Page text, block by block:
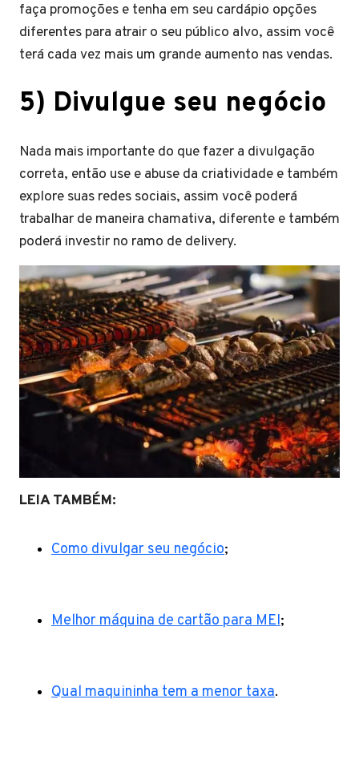
faça promoções e tenha em seu cardápio opções
diferentes para atrair o seu público alvo, assim você
terá cada vez mais um grande aumento nas vendas.
5) Divulgue seu negócio
Nada mais importante do que fazer a divulgação
correta, então use e abuse da criatividade e também
explore suas redes sociais, assim você poderá
trabalhar de maneira chamativa, diferente e também
poderá investir no ramo de delivery.
LEIA TAMBÉM:
Como divulgar seu negócio;
Melhor máquina de cartão para MEI;
Qual maquininha tem a menor taxa.